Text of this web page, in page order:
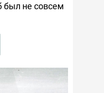
был не совсем